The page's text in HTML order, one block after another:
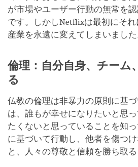
が市場やユーザー行動の無常を
です。しかしNetflixは最初にそ
産業を永遠に変えてしまいました
倫理：自分自身、チーム
る
仏教の倫理は非暴力の原則に基
は、誰もが幸せになりたいと思
たくないと思っていることを知
に基づいて行動し、他者を傷つ
と、人々の尊敬と信頼を勝ち取る